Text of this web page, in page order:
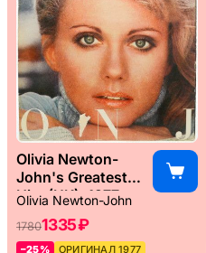
Olivia Newton-
John's Greatest
Hits (UK), 1977
Olivia Newton-John
17801335 ₽
–25% ОРИГИНАЛ 1977